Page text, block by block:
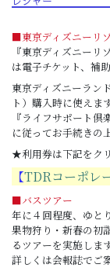
■東京ディズニーリ
『東京ディズニーリ
は電子チケット、 補
東京ディズニーラン
ト）購入時に使えます
『ライフサポート
に従ってお手続きの
★利用券は下記をク
【TDRコーポレ
■バスツアー
年に４回程度、ゆと
果物狩り・新春の初
るツアーを実施します
詳しくは会報誌でご